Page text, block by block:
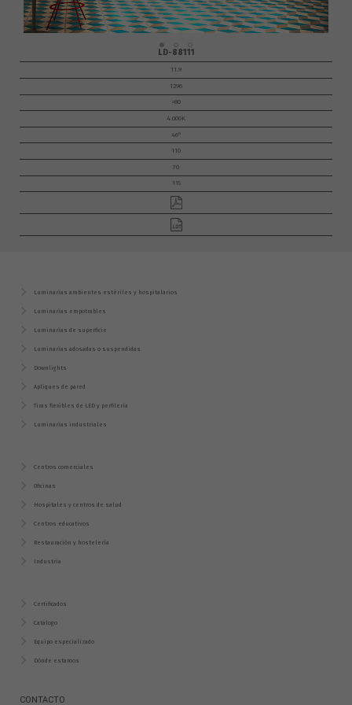
LD-88111
11.9
1296
>80
4.000K
46°
110
70
115
Luminarias ambientes estériles y hospitalarios
Luminarias empotrables
Luminarias de superficie
Luminarias adosadas o suspendidas
Downlights
Apliques de pared
Tiras flexibles de LED y perfilería
Luminarias industriales
Centros comerciales
Oficinas
Hospitales y centros de salud
Centros educativos
Restauración y hostelería
Industria
Certificados
Catálogo
Equipo especializado
Dónde estamos
CONTACTO